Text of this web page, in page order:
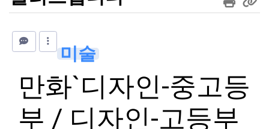
미술
만화`디자인-중고등
부 / 디자인-고등부